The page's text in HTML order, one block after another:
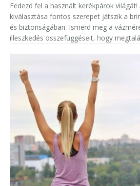
Fedezd fel a használt kerékpárok
kiválasztása fontos szerepet játszik a
és biztonságában. Ismerd meg a
illeszkedés összefüggéseit, hogy